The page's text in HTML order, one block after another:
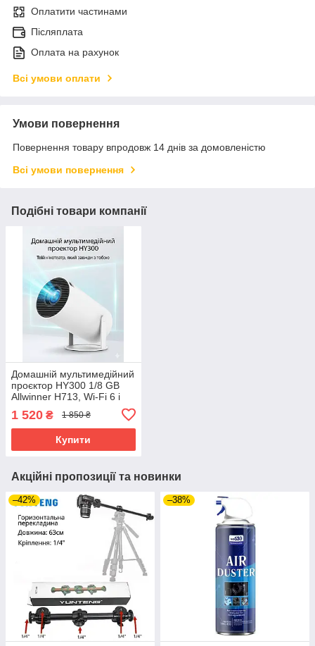
Оплатити частинами
Післяплата
Оплата на рахунок
Всі умови оплати
Умови повернення
Повернення товару впродовж 14 днів за домовленістю
Всі умови повернення
Подібні товари компанії
Домашній мультимедійний
проєктор HY300 1/8 GB
Allwinner H713, Wi-Fi 6 і
1 520 ₴ 1 850 ₴
Купити
Акційні пропозиції та новинки
–42% –38%